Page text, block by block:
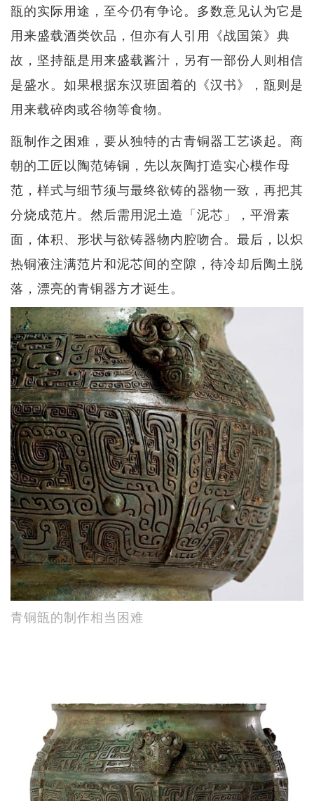
瓿的实际用途，至今仍有争论。多数意见认为它是
用来盛载酒类饮品，但亦有人引用《战国策》典
故，坚持瓿是用来盛载酱汁，另有一部份人则相信
是盛水。如果根据东汉班固着的《汉书》，瓿则是
用来载碎肉或谷物等食物。
瓿制作之困难，要从独特的古青铜器工艺谈起。商
朝的工匠以陶范铸铜，先以灰陶打造实心模作母
范，样式与细节须与最终欲铸的器物一致，再把其
分烧成范片。然后需用泥土造「泥芯」，平滑素
面，体积、形状与欲铸器物内腔吻合。最后，以炽
热铜液注满范片和泥芯间的空隙，待冷却后陶土脱
落，漂亮的青铜器方才诞生。
青铜瓿的制作相当困难